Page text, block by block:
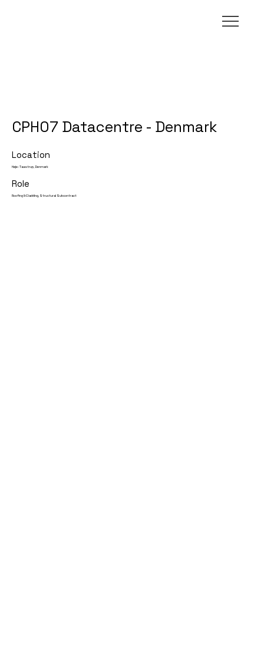
CPH07 Datacentre - Denmark
Location
Høje-Taastrup, Denmark
Role
Roofing & Cladding, Structural Subcontract